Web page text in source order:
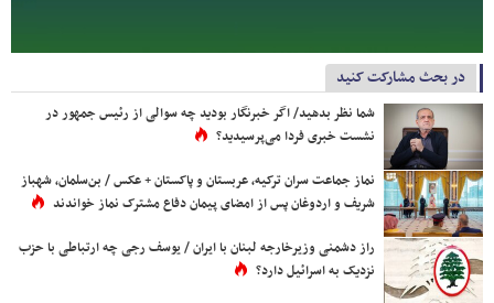
در بحث مشارکت کنید
شما نظر بدهید/ اگر خبرنگار بودید چه سوالی از رئیس جمهور در
نشست خبری فردا می‌پرسیدید؟
نماز جماعت سران ترکیه، عربستان و پاکستان + عکس / بن‌سلمان، شهباز
شریف و اردوغان پس از امضای پیمان دفاع مشترک نماز خواندند
راز دشمنی وزیرخارجه لبنان با ایران / یوسف رجی چه ارتباطی با حزب
نزدیک به اسرائیل دارد؟